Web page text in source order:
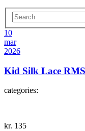
10
mar
2026
Kid Silk Lace
categories:
kr. 135